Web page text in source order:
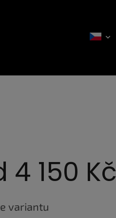
4 150 Kč
variantu